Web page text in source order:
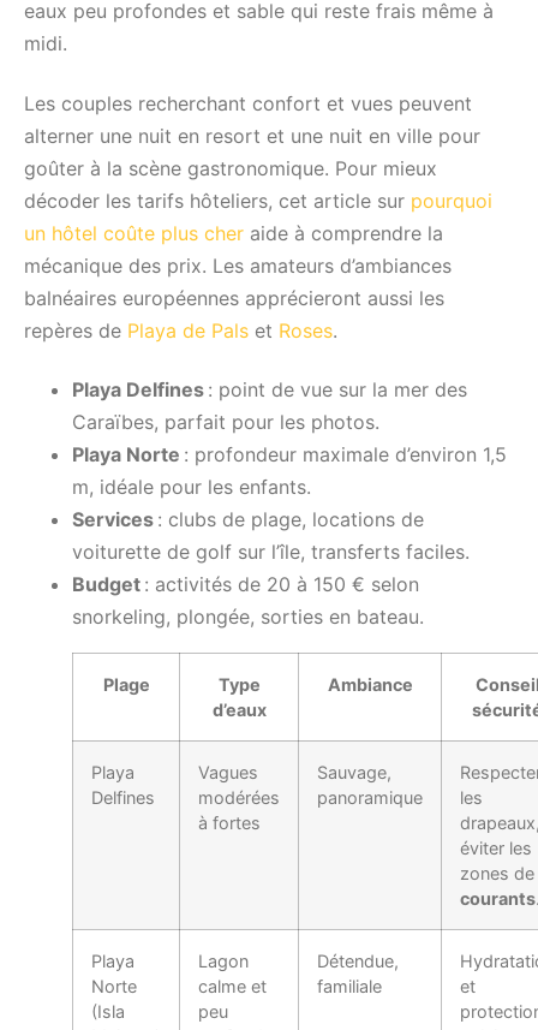
eaux peu profondes et sable qui reste frais même à
midi.
Les couples recherchant confort et vues peuvent
alterner une nuit en resort et une nuit en ville pour
goûter à la scène gastronomique. Pour mieux
décoder les tarifs hôteliers, cet article sur pourquoi
un hôtel coûte plus cher aide à comprendre la
mécanique des prix. Les amateurs d’ambiances
balnéaires européennes apprécieront aussi les
repères de Playa de Pals et Roses.
Playa Delfines : point de vue sur la mer des
Caraïbes, parfait pour les photos.
Playa Norte : profondeur maximale d’environ 1,5
m, idéale pour les enfants.
Services : clubs de plage, locations de
voiturette de golf sur l’île, transferts faciles.
Budget : activités de 20 à 150 € selon
snorkeling, plongée, sorties en bateau.
Plage
Type
d’eaux
Ambiance
Playa
Delfines
Vagues
modérées
à fortes
Sauvage,
panoramique
les
éviter les
zones de
courants
Playa
Norte
(Isla
Lagon
calme et
peu
Détendue,
familiale
et